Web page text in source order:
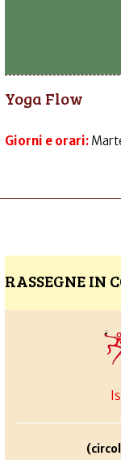
Yoga Flow
Giorni e orari:
RASSEGNE IN